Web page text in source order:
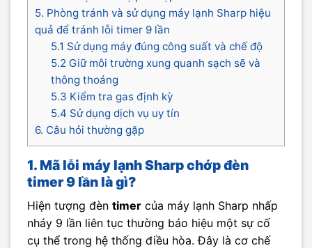
5. Phòng tránh và sử dụng máy lạnh Sharp hiệu
quả để tránh lỗi timer 9 lần
5.1 Sử dụng máy đúng công suất và chế độ
5.2 Giữ môi trường xung quanh sạch sẽ và
thông thoáng
5.3 Kiểm tra gas định kỳ
5.4 Sử dụng dịch vụ uy tín
6. Câu hỏi thường gặp
1. Mã lỗi máy lạnh Sharp chớp đèn
timer 9 lần là gì?
Hiện tượng đèn timer của máy lạnh Sharp nhấp
nháy 9 lần liên tục thường báo hiệu một sự cố
cụ thể trong hệ thống điều hòa. Đây là cơ chế